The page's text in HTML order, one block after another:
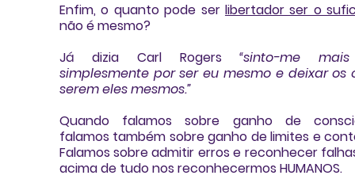
Enfim, o quanto pode ser libertador ser o
não é mesmo?
Já dizia Carl Rogers
“sinto-me
simplesmente por ser eu mesmo e deixar os
serem eles mesmos.”
Quando falamos sobre ganho de
falamos também sobre ganho de limites e
Falamos sobre admitir erros e reconhecer
acima de tudo nos reconhecermos HUMANOS.